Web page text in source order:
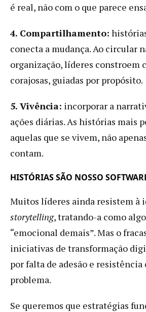
é real, não com o que parece
4. Compartilhamento:
conecta a mudança. Ao circular
organização, líderes constroem
corajosas, guiadas por propósito.
5. Vivência: incorporar a
ações diárias. As histórias mais
aquelas que se vivem, não
contam.
HISTÓRIAS SÃO NOSSO
Muitos líderes ainda resistem à
storytelling, tratando-a como
“emocional demais”. Mas o
iniciativas de transformação
por falta de adesão e
problema.
Se queremos que estratégias